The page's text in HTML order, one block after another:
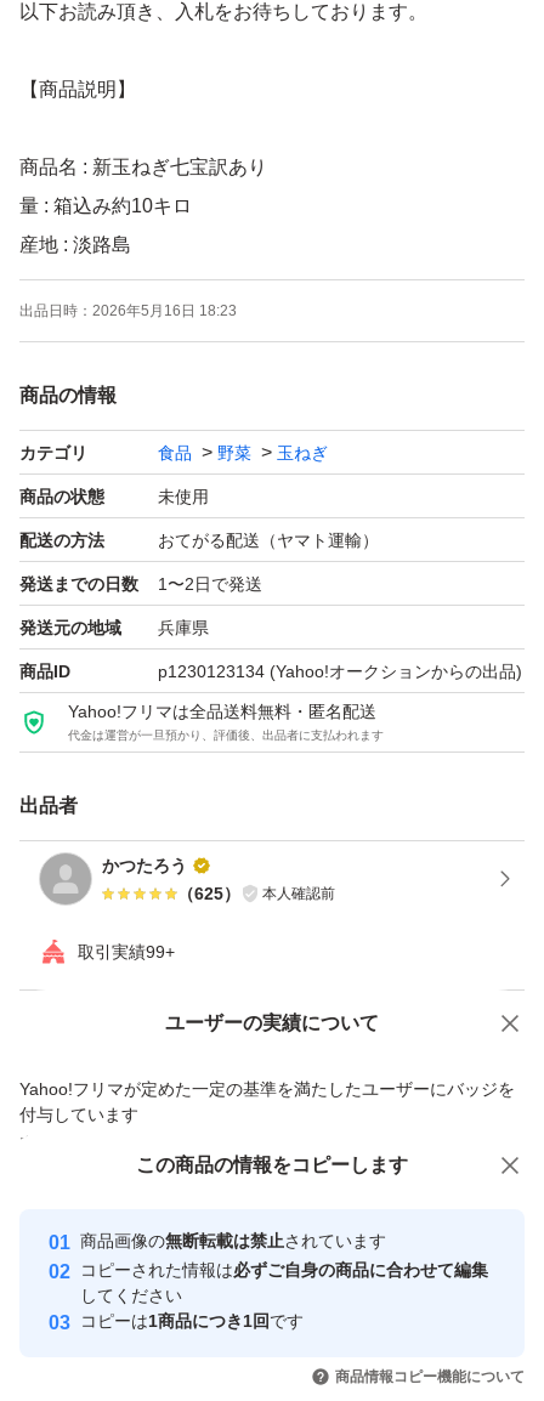
以下お読み頂き、入札をお待ちしております。
【商品説明】
商品名 : 新玉ねぎ七宝訳あり
量 : 箱込み約10キロ
産地 : 淡路島
農薬 : 地元農協推奨70%減農薬
サイズ : ２Ｌ,Ｌ,M
玉ねぎスライスは子供でも食べられる美味しい玉ねぎで
す。
十分乾燥させてからの発送を心がけております。
可能な限り土は落としてますが、多少付いている場合もご
ざいます。
箱はリサイクル箱になります。
出品日時： 2026年5月16日 18:23
商品の情報
カテゴリ 食品 野菜 玉ねぎ
商品の状態 未使用
配送の方法 おてがる配送（ヤマト運輸）
発送までの日数 1〜2日で発送
発送元の地域 兵庫県
商品ID p1230123134 (Yahoo!オークションからの出品)
Yahoo!フリマは全品送料無料・匿名配送
代金は運営が一旦預かり、評価後、出品者に支払われます
出品者
かつたろう
（625） 本人確認前
取引実績99+
ユーザーの実績について
Yahoo!フリマが定めた一定の基準を満たしたユーザーにバッジを
付与しています
安心取引出品者
取引実績
取引実績◯+
このユーザーはYahoo!フリマの取
引を完了させた実績があります
Yahoo!オークションで出品した商品のため一部機能は利用できません
商品への質問からの値下げ交渉、不適切なカテゴリ変更依頼は禁止です
この商品の情報をコピーします
商品画像の無断転載は禁止されています
コピーされた情報は必ずご自身の商品に合わせて編集
してください
コピーは1商品につき1回です
商品情報コピー機能について
この商品をみている人にオススメ